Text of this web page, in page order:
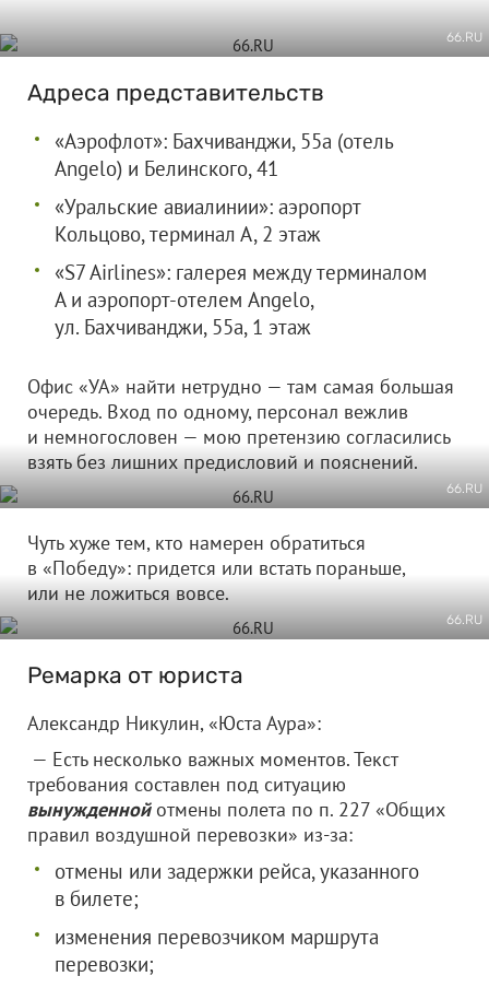
66.RU
Адреса представительств
«Аэрофлот»: ​Бахчиванджи, 55а (отель
Angelo) и Белинского, 41
«Уральские авиалинии»: аэропорт
Кольцово, терминал А, 2 этаж
«S7 Airlines»: галерея между терминалом
А и аэропорт-отелем Angelo,
ул. Бахчиванджи, 55а, 1 этаж
Офис «УА» найти нетрудно — там самая большая
очередь. Вход по одному, персонал вежлив
и немногословен — мою претензию согласились
взять без лишних предисловий и пояснений.
66.RU
Чуть хуже тем, кто намерен обратиться
в «Победу»: придется или встать пораньше,
или не ложиться вовсе.
66.RU
Ремарка от юриста
Александр Никулин, «Юста Аура»:
— Есть несколько важных моментов. Текст
требования составлен под ситуацию
вынужденной отмены полета по п. 227 «Общих
правил воздушной перевозки» из-за:
отмены или задержки рейса, указанного
в билете;
изменения перевозчиком маршрута
перевозки;